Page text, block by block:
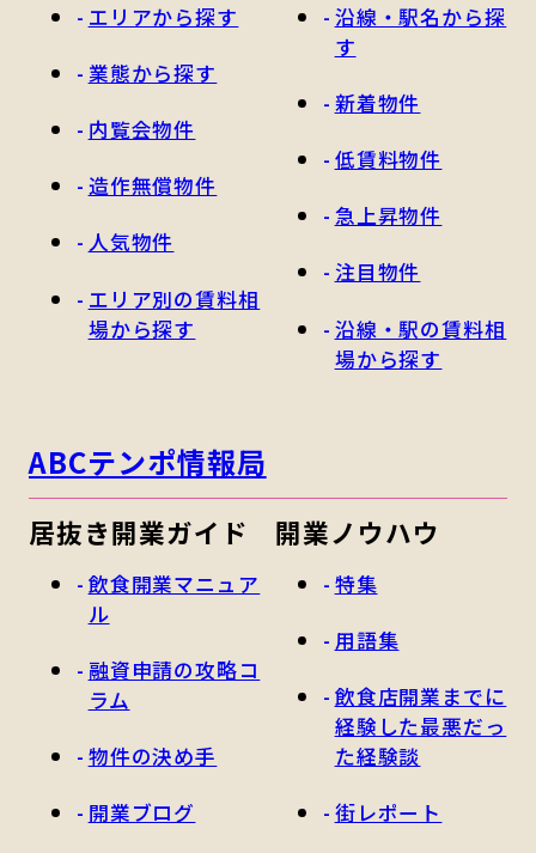
エリアから探す
業態から探す
内覧会物件
造作無償物件
人気物件
エリア別の賃料相
場から探す
沿線・駅名から探
す
新着物件
低賃料物件
急上昇物件
注目物件
沿線・駅の賃料相
場から探す
ABCテンポ情報局
居抜き開業ガイド
飲食開業マニュア
ル
融資申請の攻略コ
ラム
物件の決め手
開業ブログ
開業ノウハウ
特集
用語集
飲食店開業までに
経験した最悪だっ
た経験談
街レポート